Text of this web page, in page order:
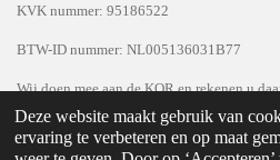
Deze website maakt gebruik van
ervaring te verbeteren en op maat
KVK nummer: 95186522
BTW-ID nummer: NL005136031B77
Wij doen mee aan de KOR en rekenen u
© 2024 Seasonpaws